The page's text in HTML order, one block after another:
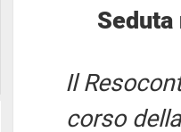
Il
corso